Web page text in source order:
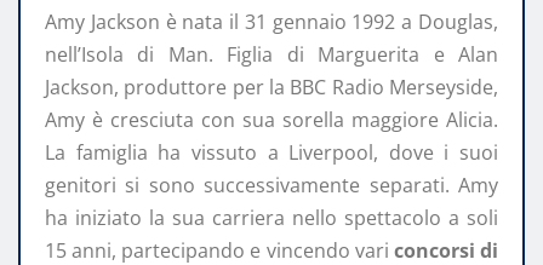
Amy Jackson è nata il 31 gennaio 1992 a Douglas,
nell’Isola di Man. Figlia di Marguerita e Alan
Jackson, produttore per la BBC Radio Merseyside,
Amy è cresciuta con sua sorella maggiore Alicia.
La famiglia ha vissuto a Liverpool, dove i suoi
genitori si sono successivamente separati. Amy
ha iniziato la sua carriera nello spettacolo a soli
15 anni, partecipando e vincendo vari concorsi di